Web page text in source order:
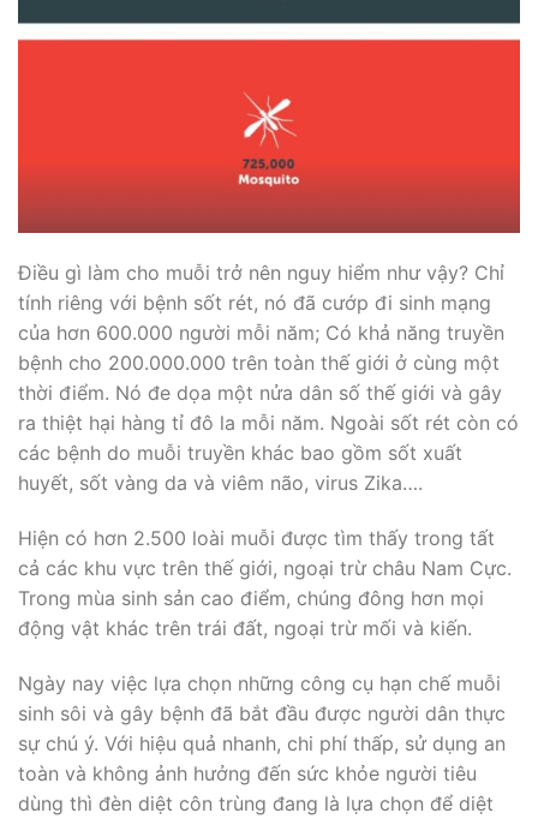
Điều gì làm cho muỗi trở nên nguy hiểm như vậy? Chỉ
tính riêng với bệnh sốt rét, nó đã cướp đi sinh mạng
của hơn 600.000 người mỗi năm; Có khả năng truyền
bệnh cho 200.000.000 trên toàn thế giới ở cùng một
thời điểm. Nó đe dọa một nửa dân số thế giới và gây
ra thiệt hại hàng tỉ đô la mỗi năm. Ngoài sốt rét còn có
các bệnh do muỗi truyền khác bao gồm sốt xuất
huyết, sốt vàng da và viêm não, virus Zika….
Hiện có hơn 2.500 loài muỗi được tìm thấy trong tất
cả các khu vực trên thế giới, ngoại trừ châu Nam Cực.
Trong mùa sinh sản cao điểm, chúng đông hơn mọi
động vật khác trên trái đất, ngoại trừ mối và kiến.
Ngày nay việc lựa chọn những công cụ hạn chế muỗi
sinh sôi và gây bệnh đã bắt đầu được người dân thực
sự chú ý. Với hiệu quả nhanh, chi phí thấp, sử dụng an
toàn và không ảnh hưởng đến sức khỏe người tiêu
dùng thì đèn diệt côn trùng đang là lựa chọn để diệt